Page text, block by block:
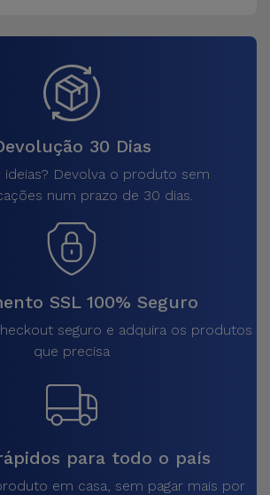
30 Dias
ideias? Devolva o produto sem
num prazo de 30 dias.
SSL 100% Seguro
seguro e adquira os produtos
que precisa
para todo o país
em casa, sem pagar mais por